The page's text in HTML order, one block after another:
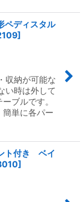
ペディスタル
]
収納が可能な
い時は外して
ブルです。
簡単に各パー
ト付き ベイ
]